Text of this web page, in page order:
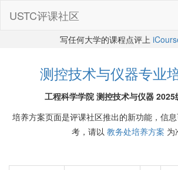
USTC评课社区
写任何大学的课程点评上
测控技术与仪器专业
工程科学学院 测控技术与仪器 2025
培养方案页面是评课社区推出的新功能，信
考，请以 教务处培养方案 为